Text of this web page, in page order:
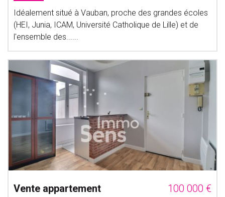
Idéalement situé à Vauban, proche des grandes écoles
(HEI, Junia, ICAM, Université Catholique de Lille) et de
l'ensemble des......
Vente appartement
100 000 €